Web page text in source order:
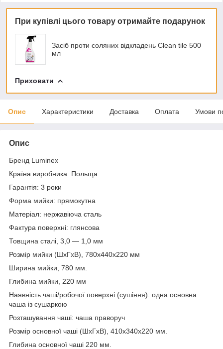
При купівлі цього товару отримайте подарунок
Засіб проти соляних відкладень Clean tile 500
мл
Приховати
Опис Характеристики Доставка Оплата Умови
Опис
Бренд Luminex
Країна виробника: Польща.
Гарантія: 3 роки
Форма мийки: прямокутна
Матеріал: нержавіюча сталь
Фактура поверхні: глянсова
Товщина сталі, 3,0 — 1,0 мм
Розмір мийки (ШхГхВ), 780х440х220 мм
Ширина мийки, 780 мм.
Глибина мийки, 220 мм
Наявність чаші/робочої поверхні (сушіння): одна основна
чаша із сушаркою
Розташування чаші: чаша праворуч
Розмір основної чаші (ШхГхВ), 410х340х220 мм.
Глибина основної чаші 220 мм.